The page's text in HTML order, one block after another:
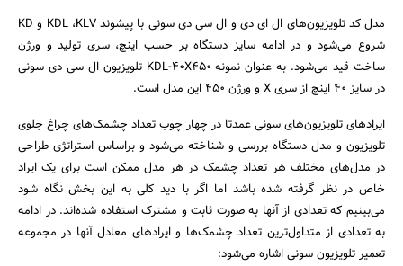
جستجو
مدل کد تلویزیون‌های ال ای دی و ال سی دی سونی با پیشوند KDL ،KLV و KD
شروع می‌شود و در ادامه سایز دستگاه بر حسب اینچ، سری تولید و ورژن
ساخت قید می‌شود. به عنوان نمونه KDL-40X450 تلویزیون ال سی دی سونی
در سایز 40 اینچ از سری X و ورژن 450 این مدل است.
ایرادهای تلویزیون‌های سونی عمدتا در چهار چوب تعداد چشمک‌های چراغ جلوی
تلویزیون و مدل دستگاه بررسی و شناخته می‌شود و براساس استراتژی طراحی
در مدل‌های مختلف هر تعداد چشمک در هر مدل ممکن است برای یک ایراد
خاص در نظر گرفته شده باشد اما اگر با دید کلی به این بخش نگاه شود
می‌بینیم که تعدادی از آنها به صورت ثابت و مشترک استفاده شده‌اند. در ادامه
به تعدادی از متداول‌ترین تعداد چشمک‌ها و ایرادهای معادل آنها در مجموعه
تعمیر تلویزیون سونی اشاره می‌شود: